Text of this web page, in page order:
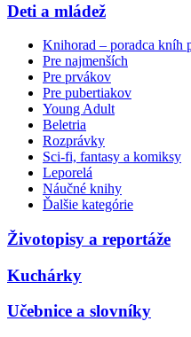
Deti a mládež
Knihorad – poradca kníh
Pre najmenších
Pre prvákov
Pre pubertiakov
Young Adult
Beletria
Rozprávky
Sci-fi, fantasy a komiksy
Leporelá
Náučné knihy
Ďalšie kategórie
Životopisy a reportáže
Kuchárky
Učebnice a slovníky